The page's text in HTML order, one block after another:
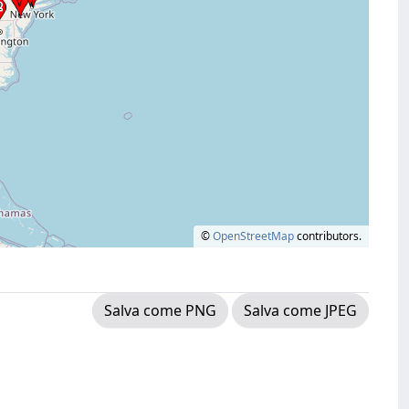
©OpenStreetMapcontributors.
Salva come PNG Salva come JPEG